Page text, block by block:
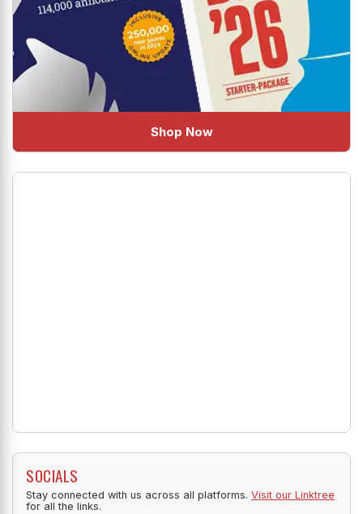
Shop Now
SOCIALS
Stay connected with us across all platforms. Visit our Linktree
for all the links.